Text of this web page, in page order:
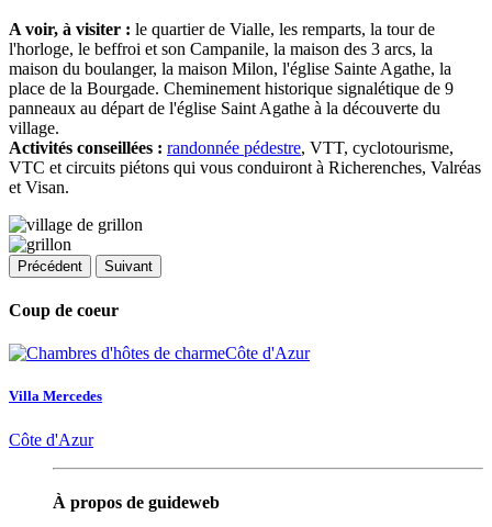
A voir, à visiter : le quartier de Vialle, les remparts, la tour de
l'horloge, le beffroi et son Campanile, la maison des 3 arcs, la
maison du boulanger, la maison Milon, l'église Sainte Agathe, la
place de la Bourgade. Cheminement historique signalétique de 9
panneaux au départ de l'église Saint Agathe à la découverte du
village.
Activités conseillées : randonnée pédestre, VTT, cyclotourisme,
VTC et circuits piétons qui vous conduiront à Richerenches, Valréas
et Visan.
Précédent Suivant
Coup de coeur
Villa Mercedes
Côte d'Azur
À propos de guideweb